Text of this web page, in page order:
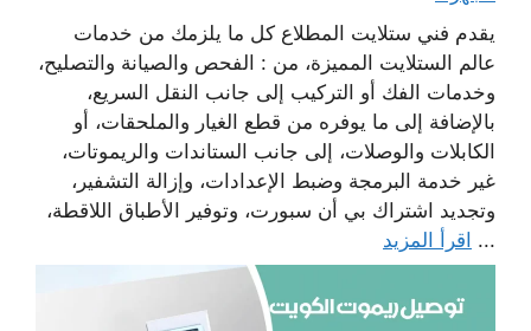
يقدم فني ستلايت المطلاع كل ما يلزمك من خدمات
عالم الستلايت المميزة، من : الفحص والصيانة والتصليح،
وخدمات الفك أو التركيب إلى جانب النقل السريع،
بالإضافة إلى ما يوفره من قطع الغيار والملحقات، أو
الكابلات والوصلات، إلى جانب الستاندات والريموتات،
غير خدمة البرمجة وضبط الإعدادات، وإزالة التشفير،
وتجديد اشتراك بي أن سبورت، وتوفير الأطباق اللاقطة،
... اقرأ المزيد